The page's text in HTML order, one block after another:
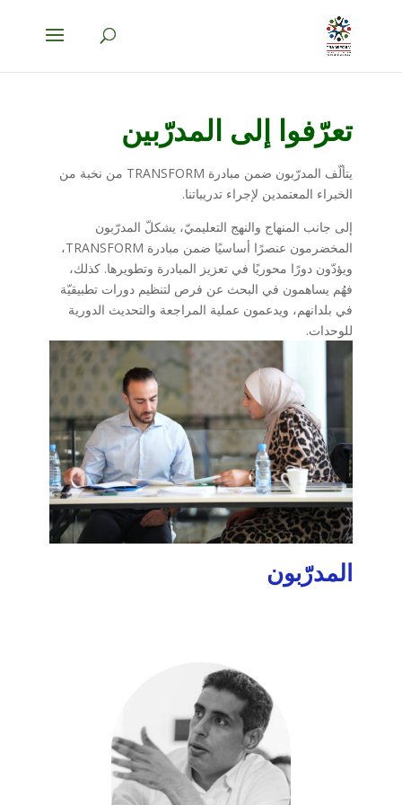
تعرّفوا إلى المدرّبين
يتألّف المدرّبون ضمن مبادرة TRANSFORM من نخبة من
الخبراء المعتمدين لإجراء تدريباتنا.
إلى جانب المنهاج والنهج التعليميّ، يشكلّ المدرّبون
المخضرمون عنصرًا أساسيًا ضمن مبادرة TRANSFORM،
ويؤدّون دورًا محوريًا في تعزيز المبادرة وتطويرها. كذلك،
فهُم يساهمون في البحث عن فرص لتنظيم دورات تطبيقيّة
في بلدانهم، ويدعمون عملية المراجعة والتحديث الدورية
للوحدات.
المدرّبون